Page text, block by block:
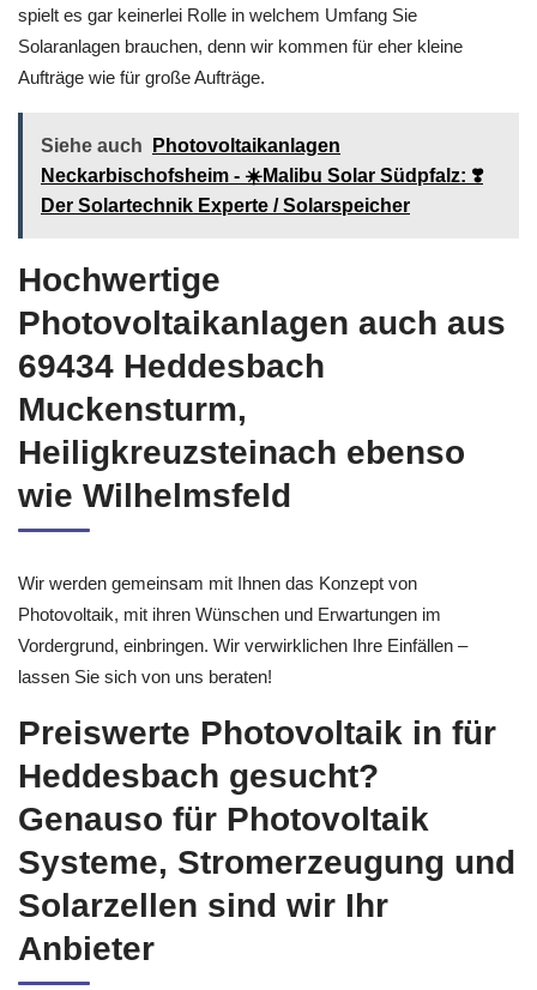
spielt es gar keinerlei Rolle in welchem Umfang Sie
Solaranlagen brauchen, denn wir kommen für eher kleine
Aufträge wie für große Aufträge.
Siehe auch
Photovoltaikanlagen
Neckarbischofsheim - ☀️Malibu Solar Südpfalz: ❣️
Der Solartechnik Experte / Solarspeicher
Hochwertige
Photovoltaikanlagen auch aus
69434 Heddesbach
Muckensturm,
Heiligkreuzsteinach ebenso
wie Wilhelmsfeld
Wir werden gemeinsam mit Ihnen das Konzept von
Photovoltaik, mit ihren Wünschen und Erwartungen im
Vordergrund, einbringen. Wir verwirklichen Ihre Einfällen –
lassen Sie sich von uns beraten!
Preiswerte Photovoltaik in für
Heddesbach gesucht?
Genauso für Photovoltaik
Systeme, Stromerzeugung und
Solarzellen sind wir Ihr
Anbieter